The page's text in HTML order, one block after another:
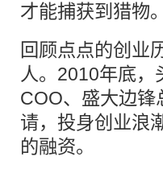
才能捕获到猎物。
回顾点点的创业
人。2010年底，
COO、盛大边锋
请，投身创业浪
的融资。